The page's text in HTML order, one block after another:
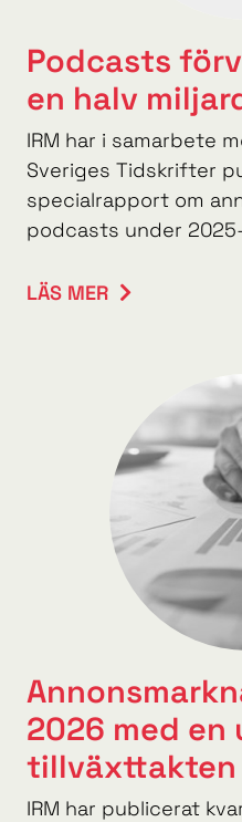
Podcasts
en halv
IRM har i samarbete
Sveriges Tidskrifter
specialrapport om
podcasts under
LÄS MER
2026 med
tillväxttakten
IRM har publicerat